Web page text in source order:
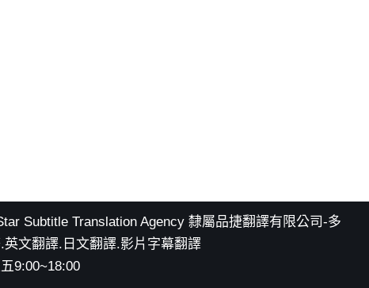
Subtitle Translation Agency 隸屬品捷翻譯有限公司-多
英文翻譯.日文翻譯.影片字幕翻譯
9:00~18:00